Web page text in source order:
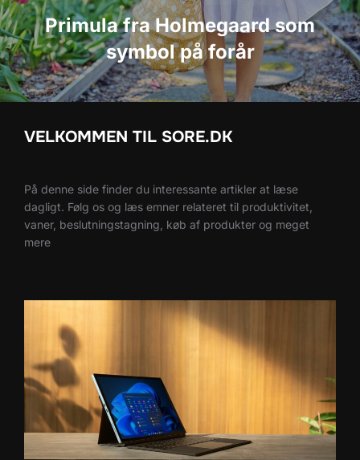
Primula fra Holmegaard som
symbol på forår
VELKOMMEN TIL SORE.DK
På denne side finder du interessante artikler at læse
dagligt. Følg os og læs emner relateret til produktivitet,
vaner, beslutningstagning, køb af produkter og meget
mere